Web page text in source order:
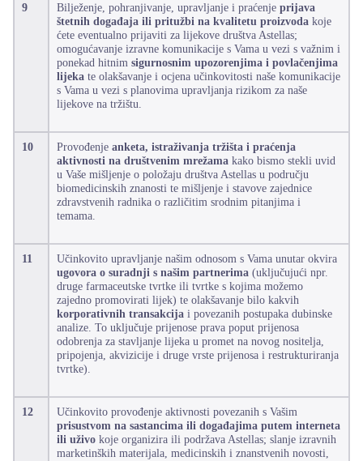
9 Bilježenje, pohranjivanje, upravljanje i praćenjeprijava
štetnih događaja ili pritužbi na kvalitetu proizvoda koje
ćete eventualno prijaviti za lijekove društva Astellas;
omogućavanje izravne komunikacije s Vama u vezi s važnim i
ponekad hitnimsigurnosnim upozorenjima i povlačenjima
lijekate olakšavanje i ocjena učinkovitosti naše komunikacije
s Vama u vezi s planovima upravljanja rizikom za naše
lijekove na tržištu.
10 Provođenjeanketa, istraživanja tržišta i praćenja
aktivnosti na društvenim mrežamakako bismo stekli uvid
u Vaše mišljenje o položaju društva Astellas u području
biomedicinskih znanosti te mišljenje i stavove zajednice
zdravstvenih radnika o različitim srodnim pitanjima i
temama.
11
Učinkovito upravljanje našim odnosom s Vama unutar okvira
ugovora o suradnji s našim partnerima (uključujući npr.
druge farmaceutske tvrtke ili tvrtke s kojima možemo
zajedno promovirati lijek) te olakšavanje bilo kakvih
korporativnih transakcijai povezanih postupaka dubinske
analize. To uključuje prijenose prava poput prijenosa
odobrenja za stavljanje lijeka u promet na novog nositelja,
pripojenja, akvizicije i druge vrste prijenosa i restrukturiranja
tvrtke).
12
Učinkovito provođenje aktivnosti povezanih s Vašim
prisustvom na sastancima ili događajima putem interneta
ili uživokoje organizira ili podržava Astellas; slanje izravnih
marketinških materijala, medicinskih i znanstvenih novosti,